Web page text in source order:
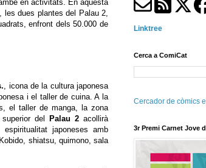
en activitats. En aquesta
les dues plantes del Palau 2,
enfront dels 50.000 de
, icona de la cultura japonesa
i el taller de cuina. A la
el taller de manga, la zona
del
Palau 2 acollirà
japoneses amb
shiatsu, quimono, sala
Linktree
Cerca a ComiCat
Cercador de còmics
3r Premi Carnet Jove